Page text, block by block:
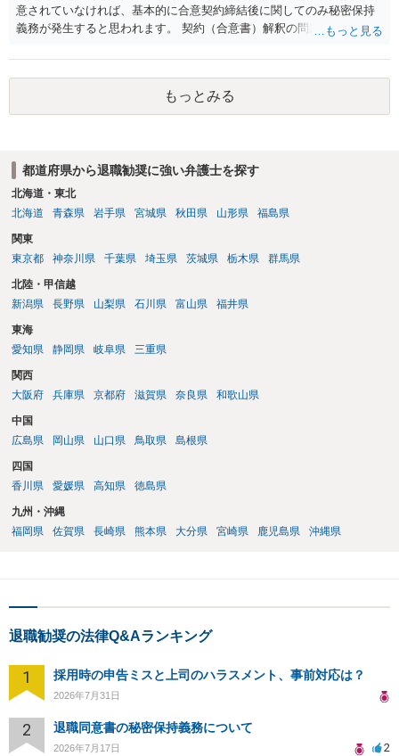
意されていなければ、基本的に合意契約締結後に関してのみ秘密保持
義務が発生すると思われます。 契約（合意書）解釈の問題ですので、
場合、最寄りの法律事務所で相談されることを検討ください。
もっとみる
都道府県から退職勧奨に強い弁護士を探す
北海道・東北
北海道
青森県 岩手県 宮城県 秋田県 山形県 福島県
関東
東京都
神奈川県 千葉県 埼玉県 茨城県 栃木県 群馬県
北陸・甲信越
新潟県
長野県 山梨県 石川県 富山県 福井県
東海
愛知県
静岡県 岐阜県 三重県
関西
大阪府
兵庫県 京都府 滋賀県 奈良県 和歌山県
中国
広島県
岡山県 山口県 鳥取県 島根県
四国
香川県
愛媛県 高知県 徳島県
九州・沖縄
福岡県
佐賀県 長崎県 熊本県 大分県 宮崎県 鹿児島県 沖縄県
退職勧奨の法律Q&Aランキング
1 採用時の申告ミスと上司のハラスメント、事前対応は？
2026年7月31日
2 退職同意書の秘密保持義務について
2026年7月17日 2